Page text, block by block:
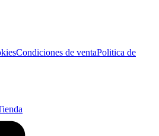
Condiciones de ventaPolitica de